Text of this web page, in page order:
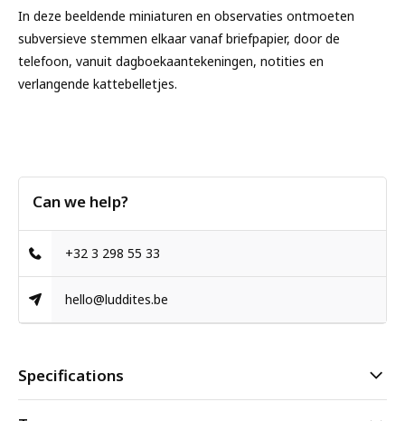
In deze beeldende miniaturen en observaties ontmoeten
subversieve stemmen elkaar vanaf briefpapier, door de
telefoon, vanuit dagboekaantekeningen, notities en
verlangende kattebelletjes.
Can we help?
+32 3 298 55 33
hello@luddites.be
Specifications